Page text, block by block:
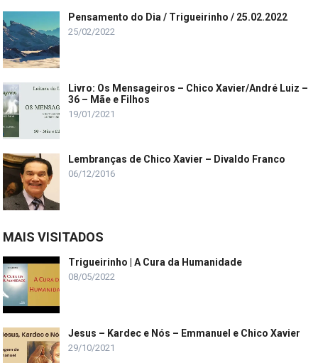
Pensamento do Dia / Trigueirinho / 25.02.2022
25/02/2022
Livro: Os Mensageiros – Chico Xavier/André Luiz –
36 – Mãe e Filhos
19/01/2021
Lembranças de Chico Xavier – Divaldo Franco
06/12/2016
MAIS VISITADOS
Trigueirinho | A Cura da Humanidade
08/05/2022
Jesus – Kardec e Nós – Emmanuel e Chico Xavier
29/10/2021